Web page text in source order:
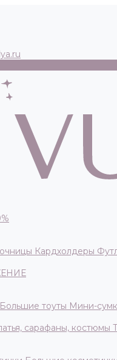
Кардхолдеры
Большие тоуты Мини-
сарафаны, костюмы